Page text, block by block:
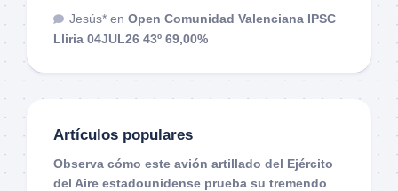
Jesús* en Open Comunidad Valenciana IPSC
Lliria 04JUL26 43º 69,00%
Artículos populares
Observa cómo este avión artillado del Ejército
del Aire estadounidense prueba su tremendo